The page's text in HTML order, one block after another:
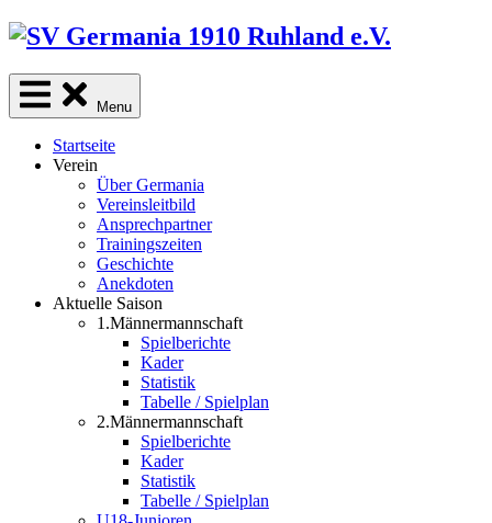
Skip
content
Menu
Startseite
Verein
Über Germania
Vereinsleitbild
Ansprechpartner
Trainingszeiten
Geschichte
Anekdoten
Aktuelle Saison
1.Männermannschaft
Spielberichte
Kader
Statistik
Tabelle / Spielplan
2.Männermannschaft
Spielberichte
Kader
Statistik
Tabelle / Spielplan